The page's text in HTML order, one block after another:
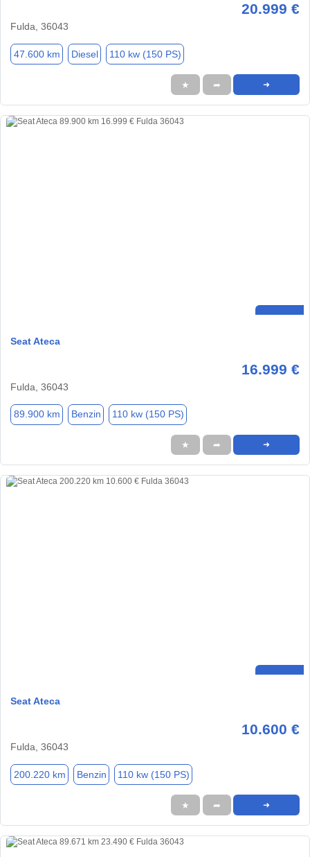
20.999 €
Fulda, 36043
47.600 km Diesel 110 kw (150 PS)
★ ➦ ➜
Seat Ateca
16.999 €
Fulda, 36043
89.900 km Benzin 110 kw (150 PS)
★ ➦ ➜
Seat Ateca
10.600 €
Fulda, 36043
200.220 km Benzin 110 kw (150 PS)
★ ➦ ➜